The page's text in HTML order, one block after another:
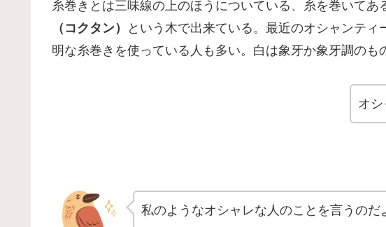
糸巻きとは三味線の上のほうについている、糸を巻いてあ
（コクタン）
という木で出来ている。最近のオシャンテ
明な糸巻きを使っている人も多い。白は象牙か象牙調のも
オシ
私のようなオシャレな人のことを言うのだ